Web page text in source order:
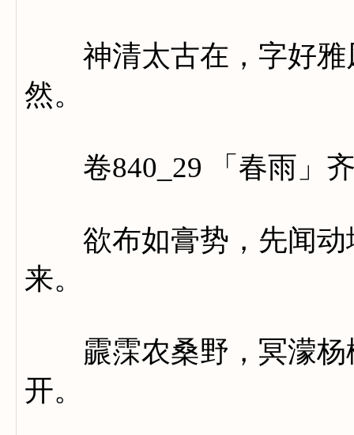
神清太古在，字好雅
然。
卷840_29 「春雨」
欲布如膏势，先闻动
来。
霢霂农桑野，冥濛杨
开。